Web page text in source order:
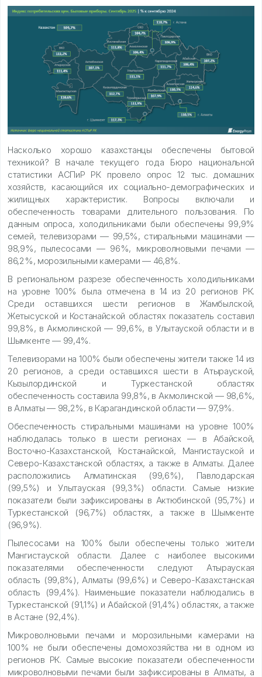
Насколько хорошо казахстанцы обеспечены бытовой
техникой? В начале текущего года Бюро национальной
статистики АСПиР РК провело опрос 12 тыс. домашних
хозяйств, касающийся их социально-демографических и
жилищных характеристик. Вопросы включали и
обеспеченность товарами длительного пользования. По
данным опроса, холодильниками были обеспечены 99,9%
семей, телевизорами — 99,5%, стиральными машинами —
98,9%, пылесосами — 96%, микроволновыми печами —
86,2%, морозильными камерами — 46,8%.
В региональном разрезе обеспеченность холодильниками
на уровне 100% была отмечена в 14 из 20 регионов РК.
Среди оставшихся шести регионов в Жамбылской,
Жетысуской и Костанайской областях показатель составил
99,8%, в Акмолинской — 99,6%, в Улытауской области и в
Шымкенте — 99,4%.
Телевизорами на 100% были обеспечены жители также 14 из
20 регионов, а среди оставшихся шести в Атырауской,
Кызылординской и Туркестанской областях
обеспеченность составила 99,8%, в Акмолинской — 98,6%,
в Алматы — 98,2%, в Карагандинской области — 97,9%.
Обеспеченность стиральными машинами на уровне 100%
наблюдалась только в шести регионах — в Абайской,
Восточно-Казахстанской, Костанайской, Мангистауской и
Северо-Казахстанской областях, а также в Алматы. Далее
расположились Алматинская (99,6%), Павлодарская
(99,5%) и Улытауская (99,3%) области. Самые низкие
показатели были зафиксированы в Актюбинской (95,7%) и
Туркестанской (96,7%) областях, а также в Шымкенте
(96,9%).
Пылесосами на 100% были обеспечены только жители
Мангистауской области. Далее с наиболее высокими
показателями обеспеченности следуют Атырауская
область (99,8%), Алматы (99,6%) и Северо-Казахстанская
область (99,4%). Наименьшие показатели наблюдались в
Туркестанской (91,1%) и Абайской (91,4%) областях, а также
в Астане (92,4%).
Микроволновыми печами и морозильными камерами на
100% не были обеспечены домохозяйства ни в одном из
регионов РК. Самые высокие показатели обеспеченности
микроволновыми печами были зафиксированы в Алматы, а